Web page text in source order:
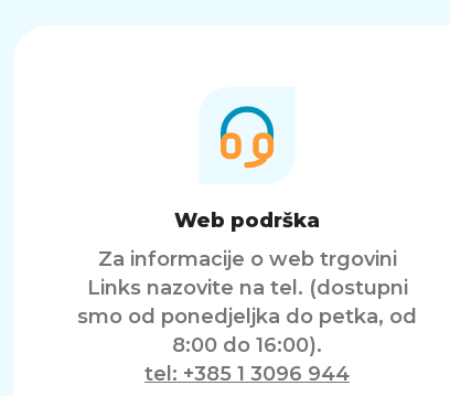
Web podrška
Za informacije o web trgovini
Links nazovite na tel. (dostupni
smo od ponedjeljka do petka, od
8:00 do 16:00).
tel: +385 1 3096 944